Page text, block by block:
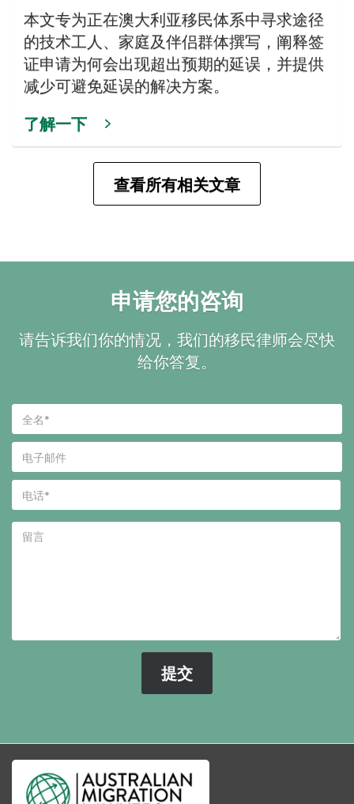
本文专为正在澳大利亚移民体系中寻求途径
的技术工人、家庭及伴侣群体撰写，阐释签
证申请为何会出现超出预期的延误，并提供
减少可避免延误的解决方案。
了解一下
查看所有相关文章
申请您的咨询
请告诉我们你的情况，我们的移民律师会尽快
给你答复。